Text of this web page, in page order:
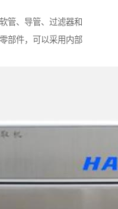
管、导管、过滤器和
部件，可以采用内部